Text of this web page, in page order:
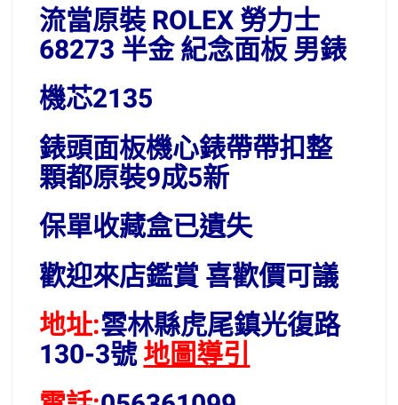
流當原裝 ROLEX 勞力士
68273 半金 紀念面板 男錶
機芯2135
錶頭面板機心錶帶帶扣整
顆都原裝9成5新
保單收藏盒已遺失
歡迎來店鑑賞 喜歡價可議
地址:雲林縣虎尾鎮光復路
130-3號地圖導引